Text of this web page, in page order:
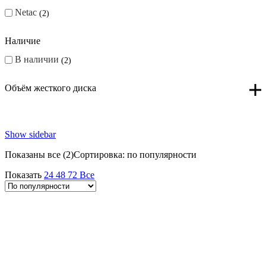
Netac 2
Наличие
В наличии
2
Объём жесткого диска
Show sidebar
Показаны все (2)Сортировка: по популярности
Показать 24 48 72 Все